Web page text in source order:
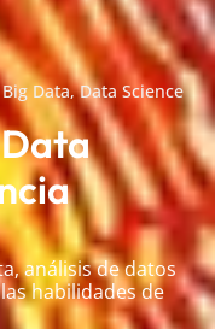
Data, Data Science
análisis de datos
habilidades de